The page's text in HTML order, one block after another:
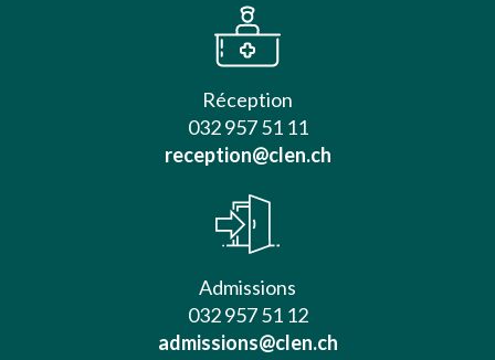
Réception
032 957 51 11
reception@clen.ch
Admissions
032 957 51 12
admissions@clen.ch